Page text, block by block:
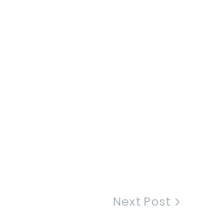
Next Post